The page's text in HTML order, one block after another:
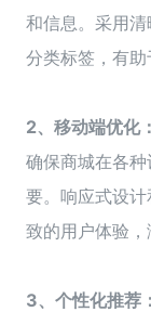
和信息。采用
分类标签，有助
2、移动端优化：
确保商城在各
要。响应式设
致的用户体验，
3、个性化推荐：